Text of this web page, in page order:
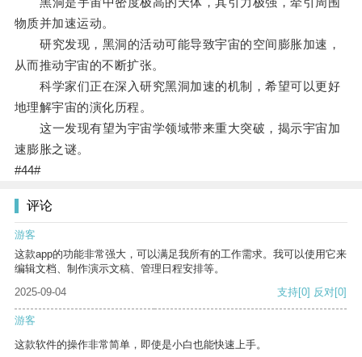
物质并加速运动。
研究发现，黑洞的活动可能导致宇宙的空间膨胀加速，
从而推动宇宙的不断扩张。
科学家们正在深入研究黑洞加速的机制，希望可以更好
地理解宇宙的演化历程。
这一发现有望为宇宙学领域带来重大突破，揭示宇宙加
速膨胀之谜。
#44#
评论
游客
这款app的功能非常强大，可以满足我所有的工作需求。我可以使用它来
编辑文档、制作演示文稿、管理日程安排等。
2025-09-04
支持[0] 反对[0]
游客
这款软件的操作非常简单，即使是小白也能快速上手。